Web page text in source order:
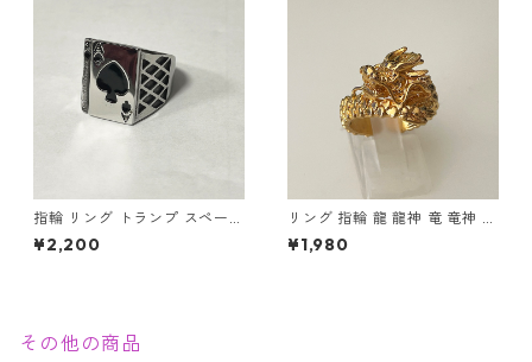
指輪 リング トランプ スペード
エース ステンレス 幸運 勝負運
ラッキーアイテム ギャンブル
¥2,200
リング 指輪 龍 龍神 竜 竜神 金
龍 ゴールド スパイラル メンズ
アクセサリー
¥1,980
その他の商品